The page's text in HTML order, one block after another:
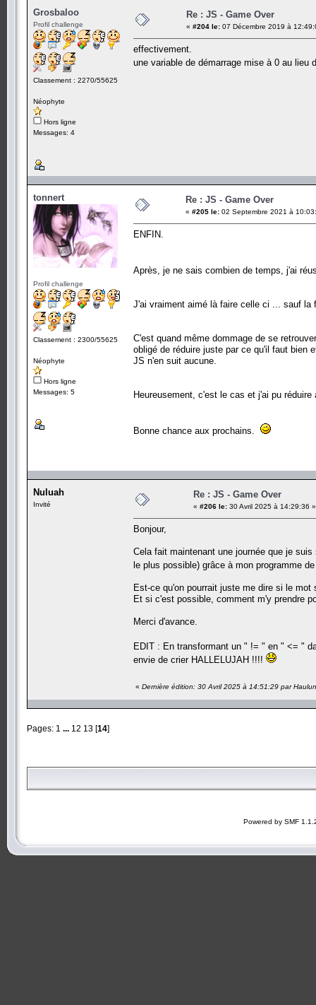
Grosbaloo
Profil challenge
Classement : 2270/55625
Néophyte
Hors ligne
Messages: 4
Re : JS - Game Over
« #204 le: 07 Décembre 2019 à
effectivement.
une variable de démarrage mise à 0 au lieu
tonnert
Profil challenge
Classement : 2300/55625
Néophyte
Hors ligne
Messages: 5
Re : JS - Game Over
« #205 le: 02 Septembre 2021 à
ENFIN.
Après, je ne sais combien de temps, j'ai
J'ai vraiment aimé là faire celle ci ... sauf la
C'est quand même dommage de se
obligé de réduire juste par ce qu'il faut bien
JS n'en suit aucune.
Heureusement, c'est le cas et j'ai pu
Bonne chance aux prochains.
Nuluah
Invité
Re : JS - Game Over
« #206 le: 30 Avril 2025 à 14:29:36 »
Bonjour,
Cela fait maintenant une journée que je
le plus possible) grâce à mon programme
Est-ce qu'on pourrait juste me dire si le
Et si c'est possible, comment m'y prendre
Merci d'avance.
EDIT : En transformant un " != " en " <= "
envie de crier HALLELUJAH !!!!
« Dernière édition: 30 Avril 2025 à 14:51:29 par Haulun
Pages: 1 ... 12 13 [14]
Powered by SMF